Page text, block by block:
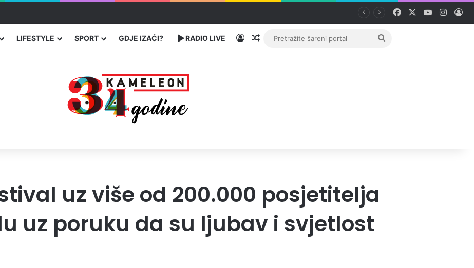
migranata preko BiH i Balkana Facebook YouTube
LIFESTYLE SPORT GDJE IZAĆI? RADIO LIVE PrijavaRandom članak
Pretražite
uz više od 200.000 posjetitelja
uz poruku da su ljubav i svjetlost